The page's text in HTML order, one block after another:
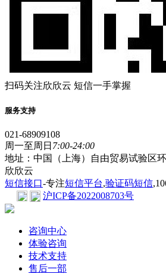
扫码关注欣欣云 短信一手掌握
服务支持
021-68909108
周一至周日 7:00-24:00
地址：中国（上海）自由贸易试验区
欣欣云
短信接口-专注短信平台,验证码短信
沪ICP备2022008703号
咨询中心
体验咨询
技术支持
售后一部